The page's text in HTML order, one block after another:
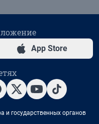
App Store
и государственных органов